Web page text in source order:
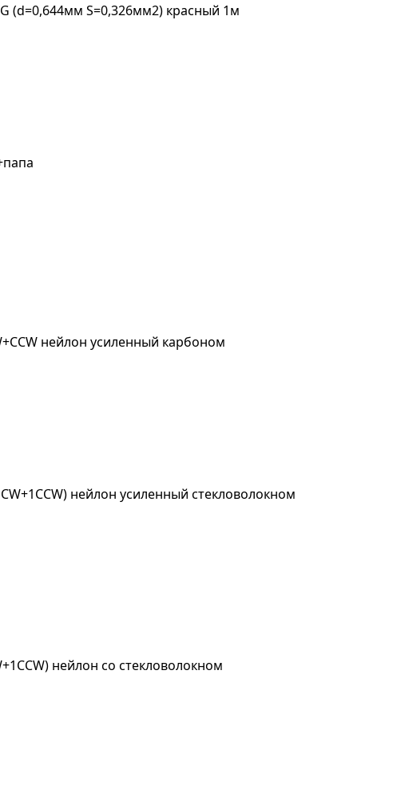
(d=0,644мм S=0,326мм2) красный 1м
нейлон усиленный карбоном
нейлон усиленный стекловолокном
нейлон со стекловолокном